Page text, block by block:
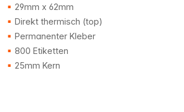
29mm x 62mm
Direkt thermisch (top)
Permanenter Kleber
800 Etiketten
25mm Kern